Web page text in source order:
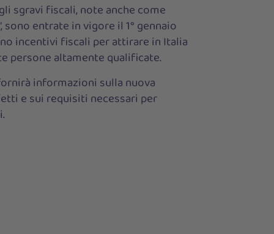
sgravi fiscali, note anche come
sono entrate in vigore il 1° gennaio
incentivi fiscali per attirare in Italia
persone altamente qualificate.
informazioni sulla nuova
e sui requisiti necessari per